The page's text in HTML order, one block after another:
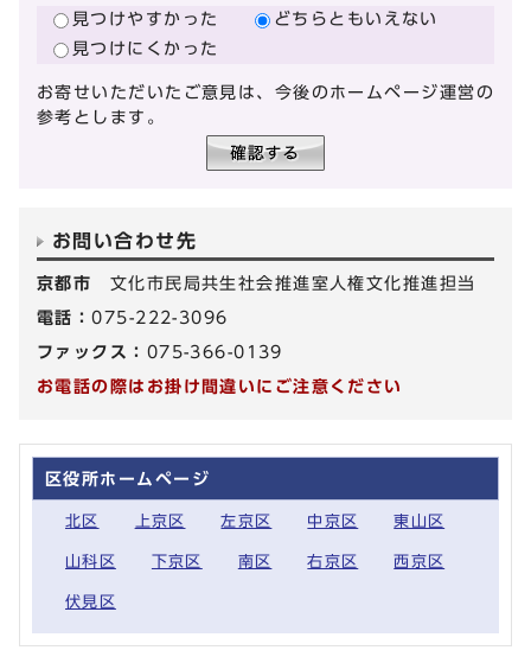
見つけやすかった
どちらともいえない
見つけにくかった
お寄せいただいたご意見は、今後のホームページ運営の
参考とします。
お問い合わせ先
京都市 文化市民局共生社会推進室人権文化推進担当
電話：075-222-3096
ファックス： 075-366-0139
お電話の際はお掛け間違いにご注意ください
区役所ホームページ
北区 上京区 左京区 中京区 東山区
山科区 下京区 南区 右京区 西京区
伏見区